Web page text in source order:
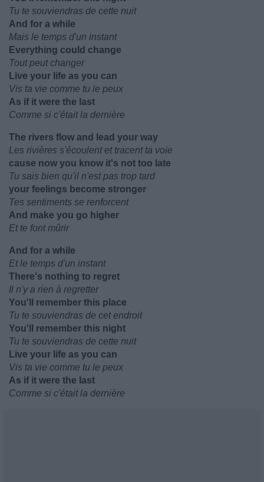
Tu te souviendras de cette nuit
And for a while
Mais le temps d'un instant
Everything could change
Tout peut changer
Live your life as you can
Vis ta vie comme tu le peux
As if it were the last
Comme si c'était la dernière
The rivers flow and lead your way
Les rivières s'écoulent et tracent ta voie
cause now you know it's not too late
Tu sais bien qu'il n'est pas trop tard
your feelings become stronger
Tes sentiments se renforcent
And make you go higher
Et te font mûrir
And for a while
Et le temps d'un instant
There's nothing to regret
Il n'y a rien à regretter
You'll remember this place
Tu te souviendras de cet endroit
You'll remember this night
Tu te souviendras de cette nuit
Live your life as you can
Vis ta vie comme tu le peux
As if it were the last
Comme si c'était la dernière